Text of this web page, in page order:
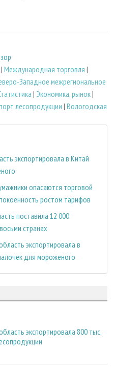
| Международная торговля |
Западное межрегиональное
| Экономика, рынок|
лесопродукции | Вологодская
экспортировала в Китай
опасаются торговой
ростом тарифов
поставила 12 000
странах
экспортировала в
для мороженого
экспортировала 800 тыс.